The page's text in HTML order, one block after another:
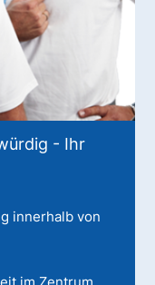
- Ihr
innerhalb von